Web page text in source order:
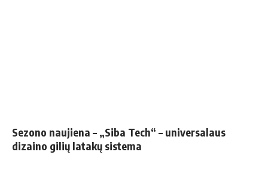
Sezono naujiena – „Siba Tech“ – universalaus
dizaino gilių latakų sistema